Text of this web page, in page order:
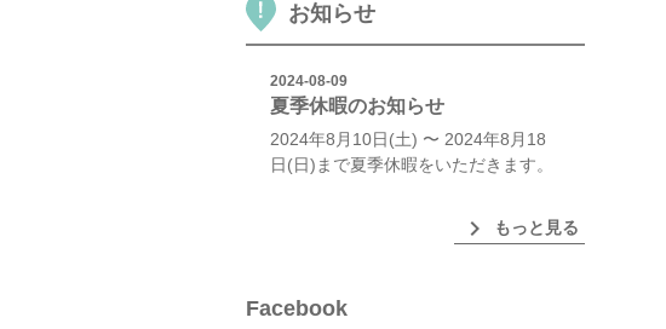
お知らせ
2024-08-09
夏季休暇のお知らせ
2024年8月10日(土) 〜 2024年8月18
日(日)まで夏季休暇をいただきます。
chevron_right もっと見る
Facebook